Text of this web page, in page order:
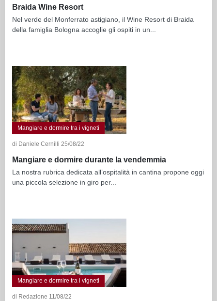
Braida Wine Resort
Nel verde del Monferrato astigiano, il Wine Resort di Braida
della famiglia Bologna accoglie gli ospiti in un...
Mangiare e dormire tra i vigneti
di Daniele Cernilli 25/08/22
Mangiare e dormire durante la vendemmia
La nostra rubrica dedicata all’ospitalità in cantina propone oggi
una piccola selezione in giro per...
Mangiare e dormire tra i vigneti
di Redazione 11/08/22